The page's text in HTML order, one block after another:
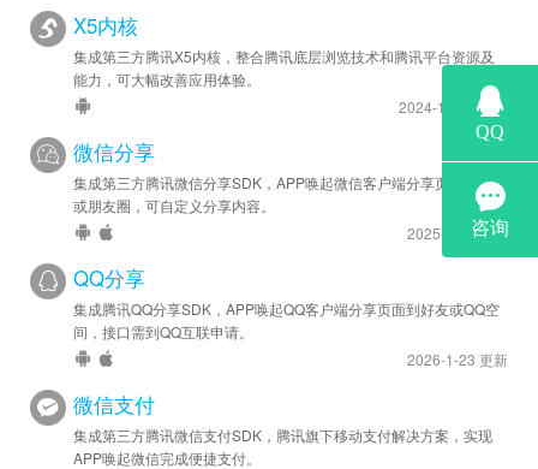
安卓优化 - SDK 升级至 v6.7.9
苹果新增 - 在APP内拉起微信客服接口
jsBridge.wxOpenCustomerServiceChat
苹果优化 - SDK 升级至 v1.9.2
X5内核
集成第三方腾讯X5内核，整合腾讯底层浏览技术和腾讯平台资源及
能力，可大幅改善应用体验。
2024-12-30 更新
微信分享
集成第三方腾讯微信分享SDK，APP唤起微信客户端分享页面到好友
或朋友圈，可自定义分享内容。
2025-8-14 更新
QQ分享
集成腾讯QQ分享SDK，APP唤起QQ客户端分享页面到好友或QQ空
间，接口需到QQ互联申请。
2026-1-23 更新
微信支付
集成第三方腾讯微信支付SDK，腾讯旗下移动支付解决方案，实现
APP唤起微信完成便捷支付。